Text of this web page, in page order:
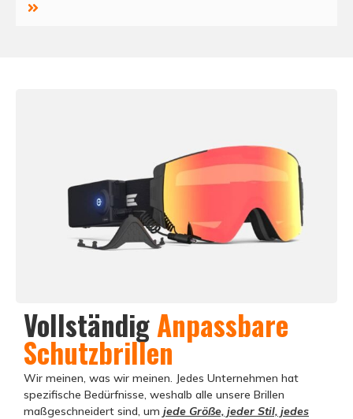
VollständigAnpassbare
Schutzbrillen
Wir meinen, was wir meinen. Jedes Unternehmen hat
spezifische Bedürfnisse, weshalb alle unsere Brillen
maßgeschneidert sind, um jede Größe, jeder Stil, jedes